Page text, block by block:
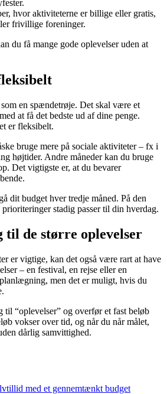
hvor aktiviteterne er billige eller gratis,
frivillige foreninger.
du få mange gode oplevelser uden at
en spændetrøje. Det skal være et
at få det bedste ud af dine penge.
er fleksibelt.
bruge mere på sociale aktiviteter – fx i
højtider. Andre måneder kan du bruge
Det vigtigste er, at du bevarer
dit budget hver tredje måned. På den
stadig passer til din hverdag.
til de større oplevelser
er vigtige, kan det også være rart at have
– en festival, en rejse eller en
men det er muligt, hvis du
“oplevelser” og overfør et fast beløb
vokser over tid, og når du når målet,
dårlig samvittighed.
med et gennemtænkt budget